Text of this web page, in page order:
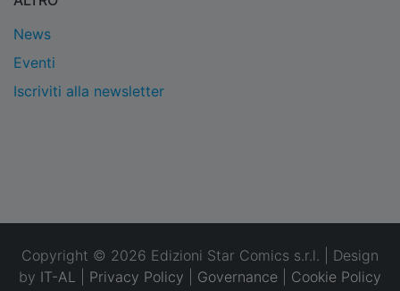
News
Eventi
Iscriviti alla newsletter
Copyright © 2026 Edizioni Star Comics s.r.l. | Design
by IT-AL Privacy Policy Governance Cookie Policy